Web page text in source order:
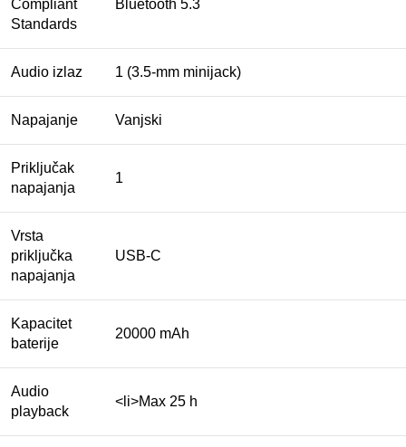
Compliant
Standards
Bluetooth 5.3
Audio izlaz 1 (3.5-mm minijack)
Napajanje Vanjski
Priključak
napajanja
1
Vrsta
priključka
napajanja
USB-C
Kapacitet
baterije
20000 mAh
Audio
playback
<li>Max 25 h